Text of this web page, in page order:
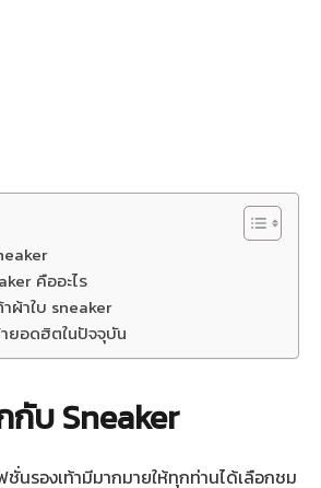
คืออะไร
าผ้าใบ sneaker
ยอดฮิตในปัจจุบัน
กับ Sneaker
นรองเท้ามีมากมายให้ทุกท่านได้เลือกชม